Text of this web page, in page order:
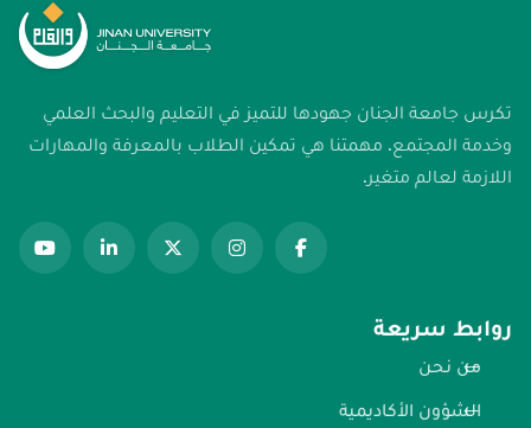
تكرس جامعة الجنان جهودها للتميز في التعليم والبحث العلمي
وخدمة المجتمع. مهمتنا هي تمكين الطلاب بالمعرفة والمهارات
اللازمة لعالم متغير.
روابط سريعة
من نحن
الشؤون الأكاديمية